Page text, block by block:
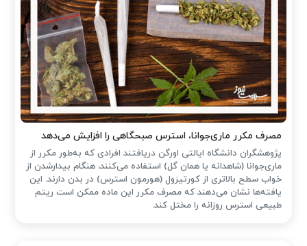
مصرف مکرر ماری‌جوانا، استرس صبحگاهی را افزایش می‌دهد
پژوهشگران دانشگاه ایالتی اورگن دریافتند افرادی که به‌طور مکرر از
ماری‌جوانا (شاهدانه یا همان گل) استفاده می‌کنند، هنگام بیدارشدن از
خواب سطح بالاتری از کورتیزول (هورمون استرس) در بدن دارند. این
یافته‌ها نشان می‌دهند که مصرف مکرر این ماده ممکن است ریتم
طبیعی استرس روزانه را مختل کند.